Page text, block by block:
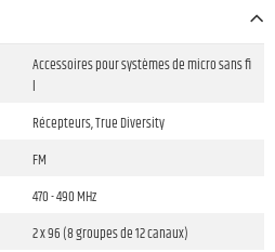
Accessoires pour systèmes de micro sans fi
l
Récepteurs, True Diversity
FM
470 - 490 MHz
2 x 96 (8 groupes de 12 canaux)